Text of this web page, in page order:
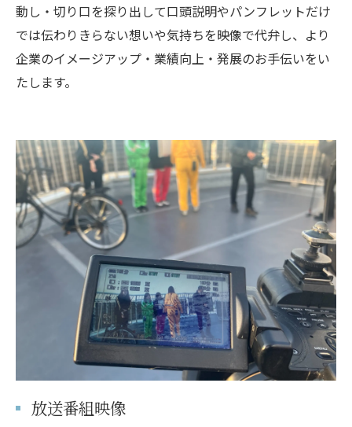
動し・切り口を探り出して口頭説明やパンフレットだけ
では伝わりきらない想いや気持ちを映像で代弁し、より
企業のイメージアップ・業績向上・発展のお手伝いをい
たします。
放送番組映像